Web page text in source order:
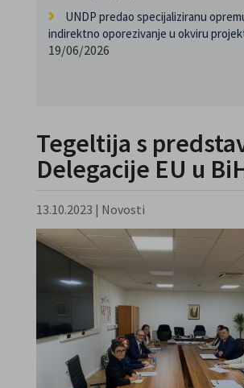
UNDP predao specijaliziranu
indirektno oporezivanje u okviru
19/06/2026
Tegeltija s
Delegacije EU u
13.10.2023 | Novosti